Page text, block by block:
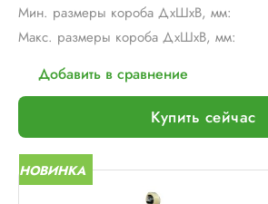
Мин. размеры короба ДхШхВ, мм:
Макс. размеры короба ДхШхВ, мм:
Добавить в сравнение
Купить сейчас
НОВИНКА